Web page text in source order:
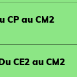
CP au CM2
CE2 au CM2